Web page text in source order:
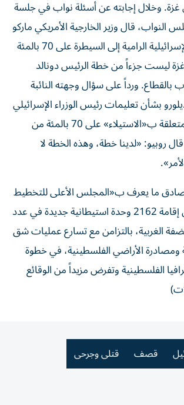
من غزة. وخلال إجابته عن أسئلة نواب في جلسة
النواب، قال وزير الخارجية الأمريكي ماركو
روبيو، إن الخطة الإسرائيلية الرامية إلى السيطرة على 70 بالمئة
ليست جزءاً من خطة الرئيس دونالد
بالقطاع. ورداً على سؤال وجهته النائبة
بشأن تعليمات رئيس الوزراء الإسرائيلي
بنيامين نتنياهو المتعلقة ب«الاستيلاء» على 70 بالمئة من
روبيو: «لدينا خطة، وهذه الخطة لا
ما يعرف ب«المجلس الأعلى للتخطيط
والبناء» أمس على إقامة 2162 وحدة استيطانية جديدة في عدد
الغربية، بالتزامن مع تسارع عمليات شق
ومصادرة الأراضي الفلسطينية، في خطوة
الفلسطينية وتفرض مزيداً من الوقائع
قصف قتلى وجرحى